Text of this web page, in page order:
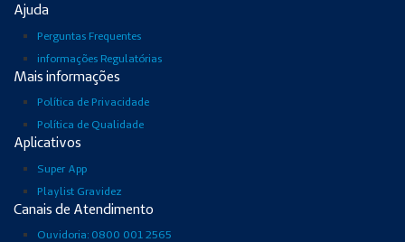
Ajuda
Perguntas Frequentes
informações Regulatórias
Mais informações
Política de Privacidade
Política de Qualidade
Aplicativos
Super App
Playlist Gravidez
Canais de Atendimento
Ouvidoria: 0800 001 2565